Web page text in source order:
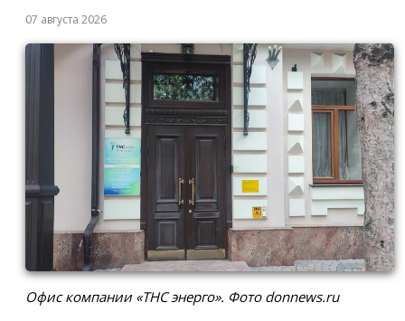
07 августа 2026
Офис компании «ТНС энерго». Фото donnews.ru